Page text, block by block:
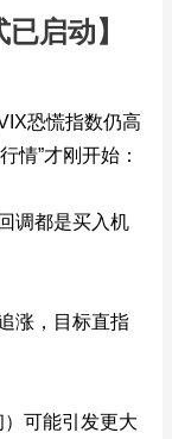
启动】
恐慌指数仍高
情”才刚开始：
调都是买入机
涨，目标直指
可能引发更大